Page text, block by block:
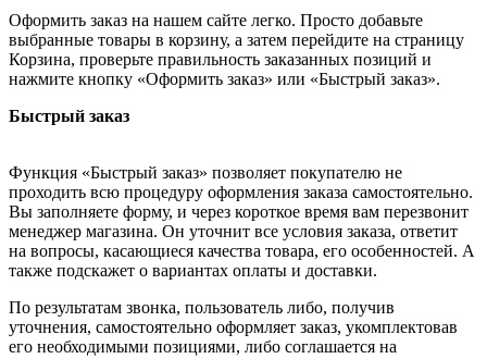
Оформить заказ на нашем сайте легко. Просто добавьте
выбранные товары в корзину, а затем перейдите на страницу
Корзина, проверьте правильность заказанных позиций и
нажмите кнопку «Оформить заказ» или «Быстрый заказ».
Быстрый заказ
Функция «Быстрый заказ» позволяет покупателю не
проходить всю процедуру оформления заказа самостоятельно.
Вы заполняете форму, и через короткое время вам перезвонит
менеджер магазина. Он уточнит все условия заказа, ответит
на вопросы, касающиеся качества товара, его особенностей. А
также подскажет о вариантах оплаты и доставки.
По результатам звонка, пользователь либо, получив
уточнения, самостоятельно оформляет заказ, укомплектовав
его необходимыми позициями, либо соглашается на